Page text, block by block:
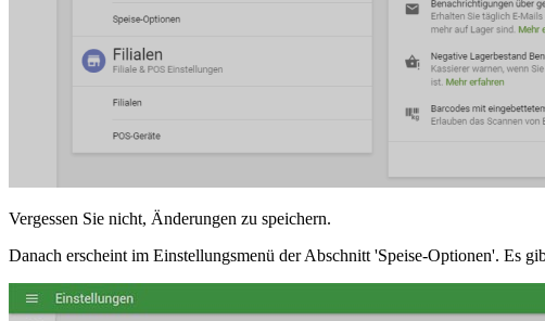
Vergessen Sie nicht, Änderungen zu speichern.
Danach erscheint im Einstellungsmenü der Abschnitt 'Speise-Optionen'. Es